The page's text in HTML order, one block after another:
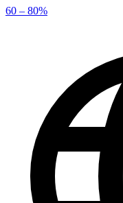
60 – 80%